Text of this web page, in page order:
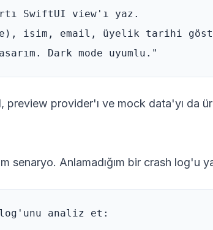
SwiftUI view'ı yaz.
isim, email, üyelik tarihi
preview provider'ı ve mock data'yı da
senaryo. Anlamadığım bir crash log'u
analiz et: